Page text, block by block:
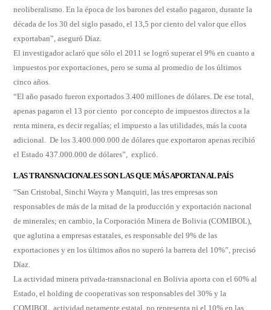
neoliberalismo. En la época de los barones del estaño pagaron, durante la
década de los 30 del siglo pasado, el 13,5 por ciento del valor que ellos
exportaban”, aseguró Díaz.
El investigador aclaró que sólo el 2011 se logró superar el 9% en cuanto a
impuestos por exportaciones, pero se suma al promedio de los últimos
cinco años.
“El año pasado fueron exportados 3.400 millones de dólares. De ese total,
apenas pagaron el 13 por ciento por concepto de impuestos directos a la
renta minera, es decir regalías; el impuesto a las utilidades, más la cuota
adicional. De los 3.400.000.000 de dólares que exportaron apenas recibió
el Estado 437.000.000 de dólares”, explicó.
LAS TRANSNACIONALES SON LAS QUE MÁS APORTAN AL PAÍS
“San Cristobal, Sinchi Wayra y Manquiri, las tres empresas son
responsables de más de la mitad de la producción y exportación nacional
de minerales; en cambio, la Corporación Minera de Bolivia (COMIBOL),
que aglutina a empresas estatales, es responsable del 9% de las
exportaciones y en los últimos años no superó la barrera del 10%”, precisó
Díaz.
La actividad minera privada-transnacional en Bolivia aporta con el 60% al
Estado, el holding de cooperativas son responsables del 30% y la
COMIBOL, actividad netamente estatal, no representa ni el 10% en las